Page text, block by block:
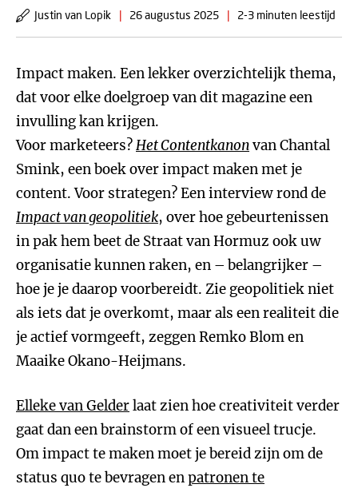
Justin van Lopik | 26 augustus 2025 | 2-3 minuten leestijd
Impact maken. Een lekker overzichtelijk thema,
dat voor elke doelgroep van dit magazine een
invulling kan krijgen.
Voor marketeers?Het Contentkanonvan Chantal
Smink, een boek over impact maken met je
content. Voor strategen? Een interview rond de
Impact van geopolitiek, over hoe gebeurtenissen
in pak hem beet de Straat van Hormuz ook uw
organisatie kunnen raken, en – belangrijker –
hoe je je daarop voorbereidt. Zie geopolitiek niet
als iets dat je overkomt, maar als een realiteit die
je actief vormgeeft, zeggen Remko Blom en
Maaike Okano-Heijmans.
Elleke van Gelderlaat zien hoe creativiteit verder
gaat dan een brainstorm of een visueel trucje.
Om impact te maken moet je bereid zijn om de
status quo te bevragen enpatronen te